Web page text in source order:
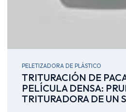
PELETIZADORA DE PLÁSTICO
TRITURACIÓN DE
PELÍCULA DENSA:
TRITURADORA DE UN